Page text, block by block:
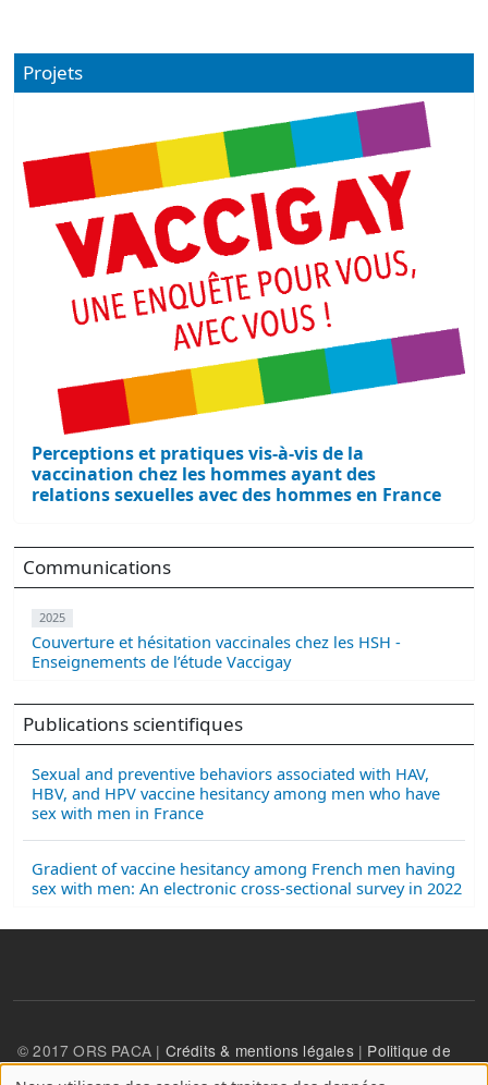
Projets
Perceptions et pratiques vis-à-vis de la
vaccination chez les hommes ayant des
relations sexuelles avec des hommes en France
Communications
2025
Couverture et hésitation vaccinales chez les HSH -
Enseignements de l’étude Vaccigay
Publications scientifiques
Sexual and preventive behaviors associated with HAV,
HBV, and HPV vaccine hesitancy among men who have
sex with men in France
Gradient of vaccine hesitancy among French men having
sex with men: An electronic cross-sectional survey in 2022
© 2017 ORS PACA | Crédits & mentions légales| Politique de
confidentialité